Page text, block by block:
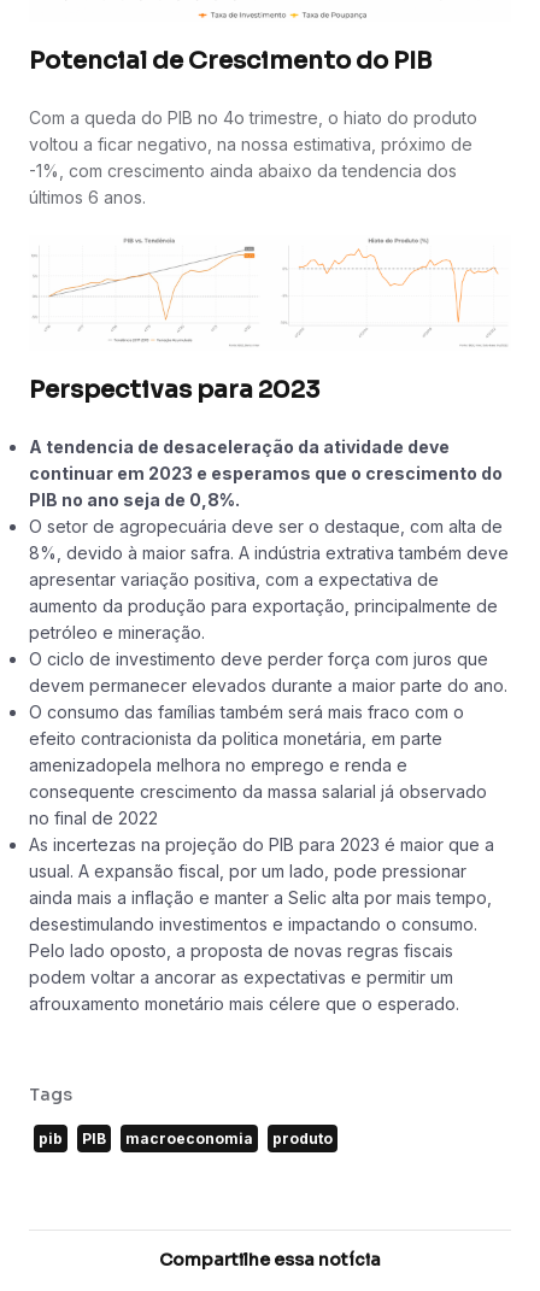
Potencial de Crescimento do PIB
Com a queda do PIB no 4o trimestre, o hiato do produto
voltou a ficar negativo, na nossa estimativa, próximo de
-1%, com crescimento ainda abaixo da tendencia dos
últimos 6 anos.
Perspectivas para 2023
A tendencia de desaceleração da atividade deve
continuar em 2023 e esperamos que o crescimento do
PIB no ano seja de 0,8%.
O setor de agropecuária deve ser o destaque, com alta de
8%, devido à maior safra. A indústria extrativa também deve
apresentar variação positiva, com a expectativa de
aumento da produção para exportação, principalmente de
petróleo e mineração.
O ciclo de investimento deve perder força com juros que
devem permanecer elevados durante a maior parte do ano.
O consumo das famílias também será mais fraco com o
efeito contracionista da politica monetária, em parte
amenizadopela melhora no emprego e renda e
consequente crescimento da massa salarial já observado
no final de 2022
As incertezas na projeção do PIB para 2023 é maior que a
usual. A expansão fiscal, por um lado, pode pressionar
ainda mais a inflação e manter a Selic alta por mais tempo,
desestimulando investimentos e impactando o consumo.
Pelo lado oposto, a proposta de novas regras fiscais
podem voltar a ancorar as expectativas e permitir um
afrouxamento monetário mais célere que o esperado.
Tags
pib PIB macroeconomia produto
Compartilhe essa notícia